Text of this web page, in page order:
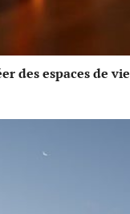
des espaces de